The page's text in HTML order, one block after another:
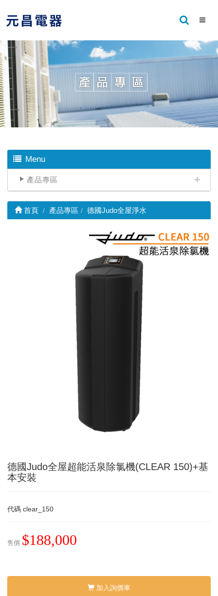
Menu
產品專區
首頁 產品專區 德國Judo全屋淨水
德國Judo全屋超能活泉除氯機(CLEAR 150)+基
本安裝
代碼 clear_150
售價 $188,000
加入詢價車